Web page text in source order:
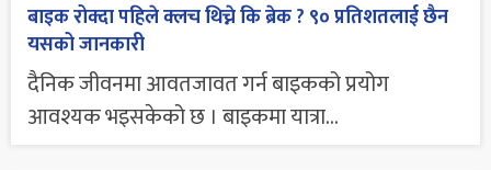
बाइक रोक्दा पहिले क्लच थिच्ने कि ब्रेक ? ९० प्रतिशतलाई छैन
यसको जानकारी
दैनिक जीवनमा आवतजावत गर्न बाइकको प्रयोग
आवश्यक भइसकेको छ । बाइकमा यात्रा...